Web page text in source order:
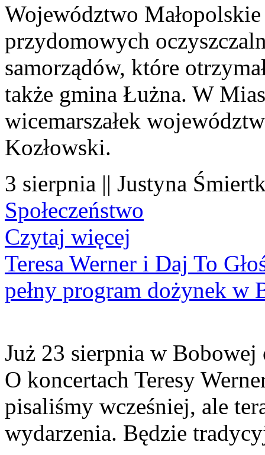
Województwo
przydomowych
samorządów, które
także gmina Łużna. W
wicemarszałek
Kozłowski.
3 sierpnia || Justyna
Społeczeństwo
Czytaj więcej
Teresa Werner i Daj To
pełny program dożynek w
Już 23 sierpnia w
O koncertach Teresy
pisaliśmy wcześniej, ale
wydarzenia. Będzie